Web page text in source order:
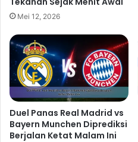
Mei 12, 2026
Duel Panas Real Madrid vs
Bayern Munchen Diprediksi
Berjalan Ketat Malam Ini